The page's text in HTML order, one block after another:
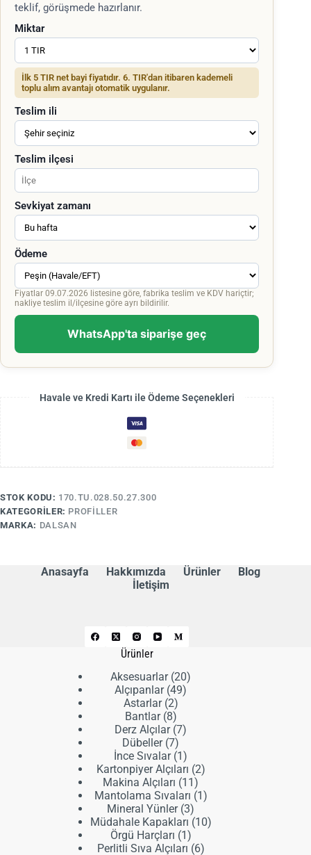
teklif, görüşmede hazırlanır.
Miktar
İlk 5 TIR net bayi fiyatıdır. 6. TIR'dan itibaren kademeli
toplu alım avantajı otomatik uygulanır.
Teslim ili
Teslim ilçesi
Sevkiyat zamanı
Ödeme
Fiyatlar 09.07.2026 listesine göre, fabrika teslim ve KDV hariçtir;
nakliye teslim il/ilçesine göre ayrı bildirilir.
WhatsApp'ta siparişe geç
Havale ve Kredi Kartı ile Ödeme Seçenekleri
STOK KODU: 170.TU.028.50.27.300
KATEGORILER: PROFILLER
MARKA: DALSAN
Anasayfa Hakkımızda Ürünler
Blog
İletişim
Ürünler
Aksesuarlar 2020
Alçıpanlar 4949
Astarlar 22
ürün
Bantlar 88
ürün
Derz Alçılar 77
Dübeller 77
ürün
İnce Sıvalar 11
ürün
Kartonpiyer Alçıları 22
Makina Alçıları 1111
ürün
Mantolama Sıvaları 1 1
Mineral Yünler 33
ürün
Müdahale Kapakları 1010
Örgü Harçları 1 1
ürün
Perlitli Sıva Alçıları 66